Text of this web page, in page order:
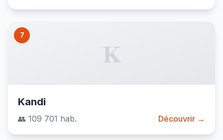
7
K
Kandi
👥 109 701 hab. Découvrir →